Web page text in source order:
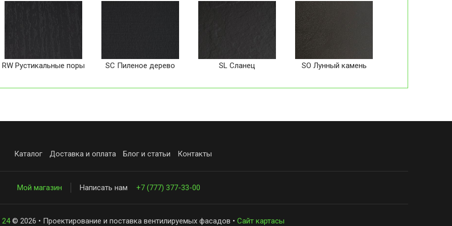
RW Рустикальные поры SC Пиленое дерево SL Сланец SO Лунный камень
Каталог Доставка и оплата Блог и статьи Контакты
Мой магазин Написать нам +7 (777) 377-33-00
24© 2026 • Проектирование и поставка вентилируемых фасадов • Сайт картасы